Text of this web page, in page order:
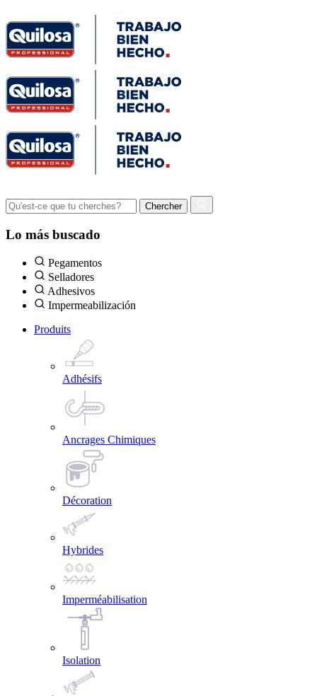
Lo más buscado
Pegamentos
Selladores
Adhesivos
Impermeabilización
Produits
Adhésifs
Ancrages Chimiques
Décoration
Hybrides
Imperméabilisation
Isolation